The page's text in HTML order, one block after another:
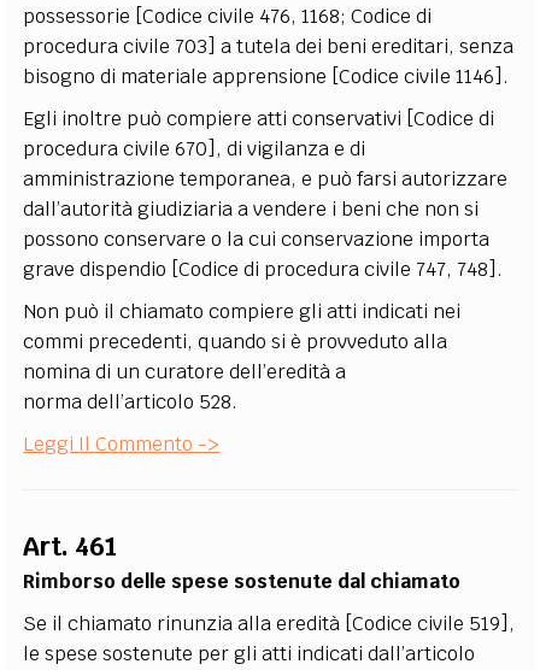
possessorie [Codice civile 476, 1168; Codice di
procedura civile 703] a tutela dei beni ereditari, senza
bisogno di materiale apprensione [Codice civile 1146].
Egli inoltre può compiere atti conservativi [Codice di
procedura civile 670], di vigilanza e di
amministrazione temporanea, e può farsi autorizzare
dall’autorità giudiziaria a vendere i beni che non si
possono conservare o la cui conservazione importa
grave dispendio [Codice di procedura civile 747, 748].
Non può il chiamato compiere gli atti indicati nei
commi precedenti, quando si è provveduto alla
nomina di un curatore dell’eredità a
norma dell’articolo 528.
Leggi Il Commento ->
Art. 461
Rimborso delle spese sostenute dal chiamato
Se il chiamato rinunzia alla eredità [Codice civile 519],
le spese sostenute per gli atti indicati dall’articolo